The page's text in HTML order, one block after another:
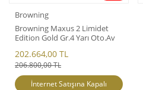
Browning
Browning Maxus 2 Limidet
Edition Gold Gr.4 Yarı Oto.Av
202.664,00 TL
206.800,00 TL
İnternet Satışına Kapalı